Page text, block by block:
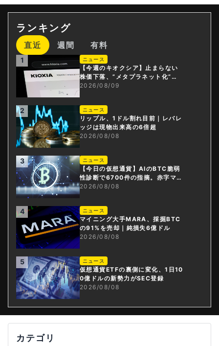
ランキング
直近 週間 有料
1 ニュース
【今週のキオクシア】止まらない
株価下落、”メタプラネット化”の
指摘は本当？
2026/08/09
2 ニュース
リップル、1ドル割れ目前｜レバレ
ッジは現物出来高の6倍超
2026/08/08
3 ニュース
【今日の仮想通貨】AIのBTC脆弱
性診断で6700件の指摘。赤字マイ
ニング企業はAIに賭ける
2026/08/08
4 ニュース
マイニング大手MARA、採掘BTC
の91%を売却｜純損失6億ドル
2026/08/08
5 ニュース
仮想通貨ETFの裏側に変化、1日10
0億ドルの新勢力がSEC登録
2026/08/08
カテゴリ